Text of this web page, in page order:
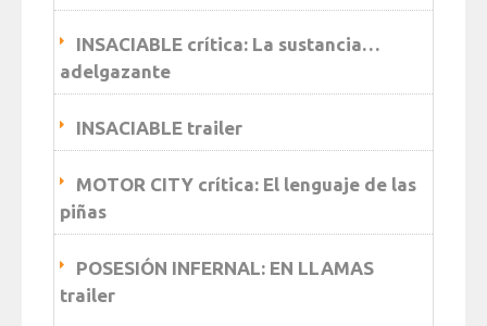
INSACIABLE crítica: La sustancia…
adelgazante
INSACIABLE trailer
MOTOR CITY crítica: El lenguaje de las
piñas
POSESIÓN INFERNAL: EN LLAMAS
trailer